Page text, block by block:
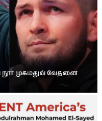
முகமதுவ் வேதனை